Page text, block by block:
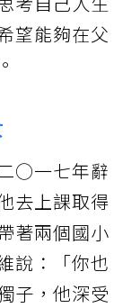
望能夠在父
○一七年辭
去上課取得
著兩個國小
說：「你也
子，他深受